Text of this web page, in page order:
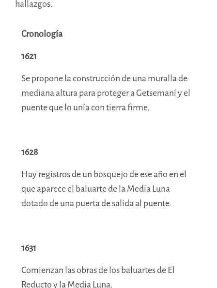
hallazgos.
Cronología
1621
Se propone la construcción de una muralla de
mediana altura para proteger a Getsemaní y el
puente que lo unía con tierra firme.
1628
Hay registros de un bosquejo de ese año en el
que aparece el baluarte de la Media Luna
dotado de una puerta de salida al puente.
1631
Comienzan las obras de los baluartes de El
Reducto y la Media Luna.